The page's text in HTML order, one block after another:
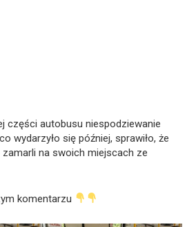
części autobusu niespodziewanie
wydarzyło się później, sprawiło, że
na swoich miejscach ze
komentarzu